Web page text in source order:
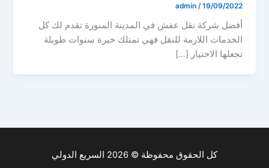
admin /19/09/2022
أفضل شركة نقل عفش في المدينة المنورة تقدم لك كل
الخدمات اللازمة للنقل فهي تمتلك خبرة سنوات طويلة
تجعلها الاختيار […]
كل الحقوق محفوظة © 2026 السريع الدولي